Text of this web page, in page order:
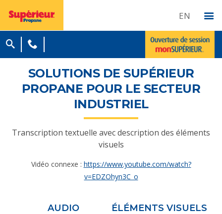
EN
SOLUTIONS DE SUPÉRIEUR
PROPANE POUR LE SECTEUR
INDUSTRIEL
Transcription textuelle avec description des éléments
visuels
Vidéo connexe : https://www.youtube.com/watch?
v=EDZOhyn3C_o
AUDIO ÉLÉMENTS VISUELS